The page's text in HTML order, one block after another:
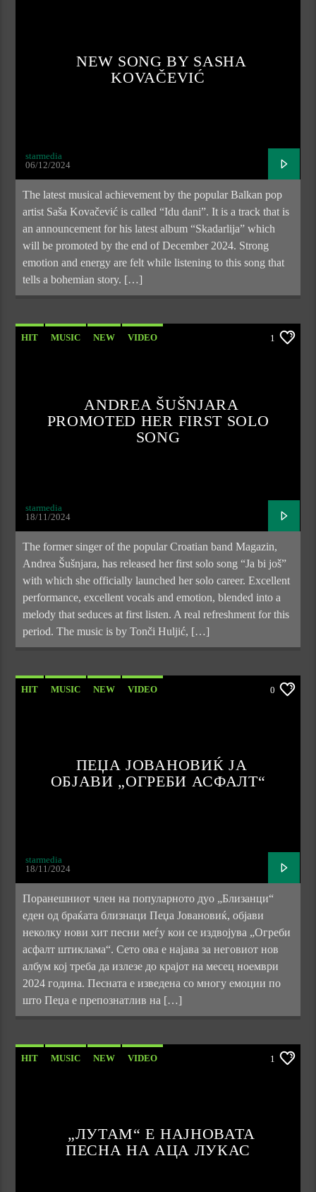
NEW SONG BY SASHA
KOVAČEVIĆ
starmedia
06/12/2024
The latest musical achievement by the popular Balkan pop
artist Saša Kovačević is called “Idu dani”. It is a track that is
an announcement for his latest album “Skadarlija” which
will be promoted by the end of December 2024. Strong
emotion and energy are felt while listening to this song that
tells a bohemian story. […]
HIT MUSIC NEW VIDEO 1
ANDREA ŠUŠNJARA
PROMOTED HER FIRST SOLO
SONG
starmedia
18/11/2024
The former singer of the popular Croatian band Magazin,
Andrea Šušnjara, has released her first solo song “Ja bi još”
with which she officially launched her solo career. Excellent
performance, excellent vocals and emotion, blended into a
melody that seduces at first listen. A real refreshment for this
period. The music is by Tonči Huljić, […]
HIT MUSIC NEW VIDEO 0
ПЕЏА ЈОВАНОВИЌ ЈА
ОБЈАВИ „ОГРЕБИ АСФАЛТ“
starmedia
18/11/2024
Поранешниот член на популарното дуо „Близанци“
еден од браќата близнаци Пеџа Јовановиќ, објави
неколку нови хит песни меѓу кои се издвојува „Огреби
асфалт штиклама“. Сето ова е најава за неговиот нов
албум кој треба да излезе до крајот на месец ноември
2024 година. Песната е изведена со многу емоции по
што Пеџа е препознатлив на […]
HIT MUSIC NEW VIDEO 1
„ЛУТАМ“ Е НАЈНОВАТА
ПЕСНА НА АЦА ЛУКАС